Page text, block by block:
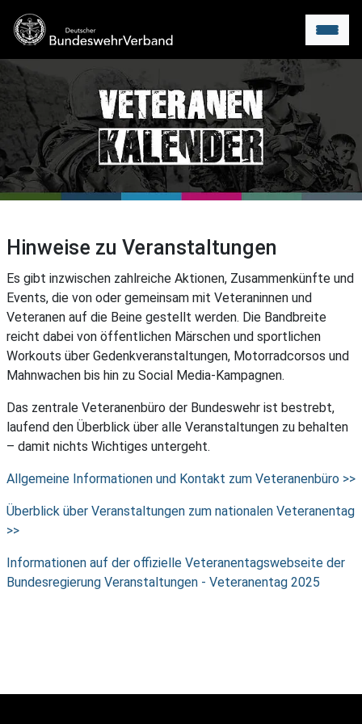
Menu
Hinweise zu Veranstaltungen
Es gibt inzwischen zahlreiche Aktionen, Zusammenkünfte und
Events, die von oder gemeinsam mit Veteraninnen und
Veteranen auf die Beine gestellt werden. Die Bandbreite
reicht dabei von öffentlichen Märschen und sportlichen
Workouts über Gedenkveranstaltungen, Motorradcorsos und
Mahnwachen bis hin zu Social Media-Kampagnen.
Das zentrale Veteranenbüro der Bundeswehr ist bestrebt,
laufend den Überblick über alle Veranstaltungen zu behalten
– damit nichts Wichtiges untergeht.
Allgemeine Informationen und Kontakt zum Veteranenbüro >>
Überblick über Veranstaltungen zum nationalen Veteranentag
>>
Informationen auf der offizielle Veteranentagswebseite der
Bundesregierung Veranstaltungen - Veteranentag 2025